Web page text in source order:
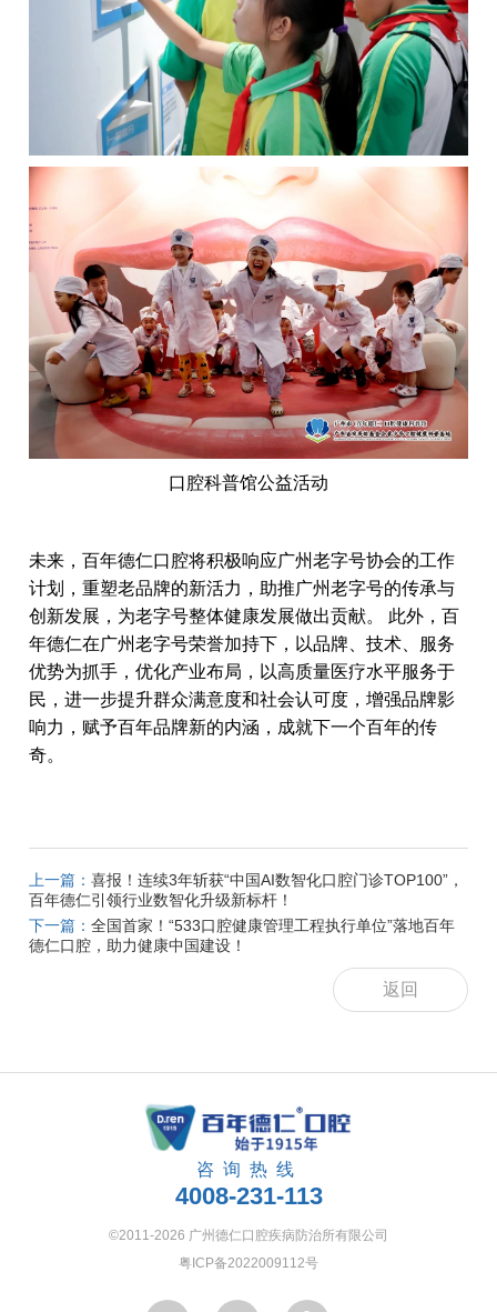
口腔科普馆公益活动
未来，百年德仁口腔将积极响应广州老字号协会的工作
计划，重塑老品牌的新活力，助推广州老字号的传承与
创新发展，为老字号整体健康发展做出贡献。
此外，百
年德仁在广州老字号荣誉加持下，以品牌、技术、服务
优势为抓手，优化产业布局，以高质量医疗水平服务于
民，进一步提升群众满意度和社会认可度，增强品牌影
响力，赋予百年品牌新的内涵，成就下一个百年的传
奇。
上一篇：喜报！连续3年斩获“中国AI数智化口腔门诊TOP100”，
百年德仁引领行业数智化升级新标杆！
下一篇：全国首家！“533口腔健康管理工程执行单位”落地百年
德仁口腔，助力健康中国建设！
返回
咨询热线
4008-231-113
©2011-2026 广州德仁口腔疾病防治所有限公司
粤ICP备2022009112号